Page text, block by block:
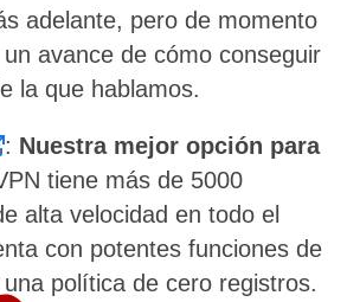
adelante, pero de momento
avance de cómo conseguir
la que hablamos.
: Nuestra mejor opción para
tiene más de 5000
alta velocidad en todo el
con potentes funciones de
política de cero registros.